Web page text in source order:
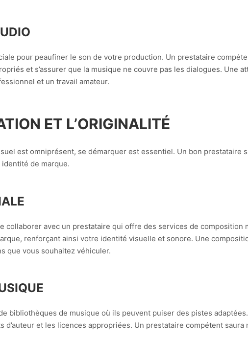
pour peaufiner le son de votre production. Un prestataire
et s’assurer que la musique ne couvre pas les dialogues. Une
et un travail amateur.
ET L’ORIGINALITÉ
est omniprésent, se démarquer est essentiel. Un bon prestataire
de marque.
collaborer avec un prestataire qui offre des services de composition
renforçant ainsi votre identité visuelle et sonore. Une
que vous souhaitez véhiculer.
bibliothèques de musique où ils peuvent puiser des pistes
d’auteur et les licences appropriées. Un prestataire compétent